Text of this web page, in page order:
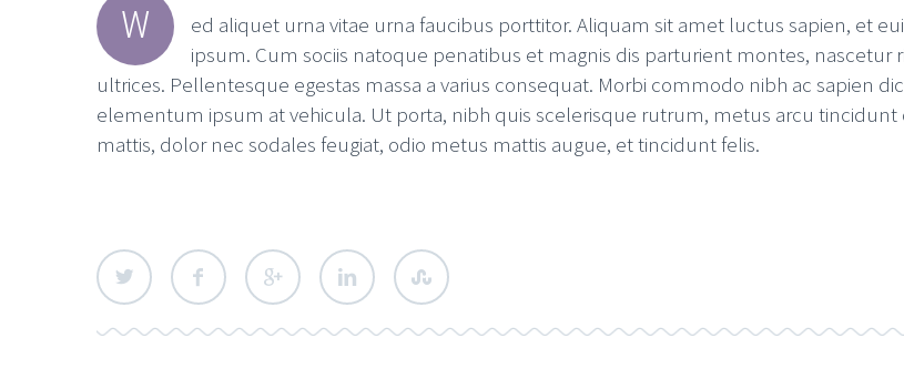
W
ed aliquet urna vitae urna faucibus porttitor. Aliquam sit amet luctus sapien, et
ipsum. Cum sociis natoque penatibus et magnis dis parturient montes,
ultrices. Pellentesque egestas massa a varius consequat. Morbi commodo nibh ac
elementum ipsum at vehicula. Ut porta, nibh quis scelerisque rutrum, metus arcu
mattis, dolor nec sodales feugiat, odio metus mattis augue, et tincidunt felis.